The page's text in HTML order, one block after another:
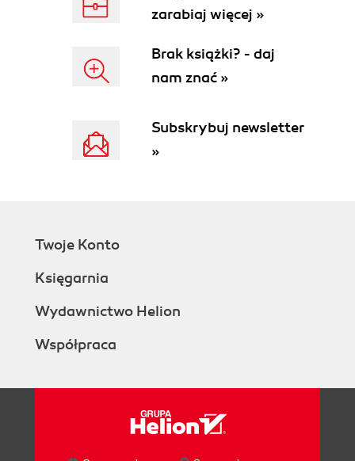
zarabiaj więcej »
Brak książki? - daj
nam znać »
Subskrybuj newsletter
»
Twoje Konto
Księgarnia
Wydawnictwo Helion
Współpraca